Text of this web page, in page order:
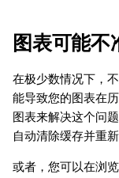
图表可能不
在极少数情况下，
能导致您的图表在
图表来解决这个问
自动清除缓存并重
或者，您可以在浏